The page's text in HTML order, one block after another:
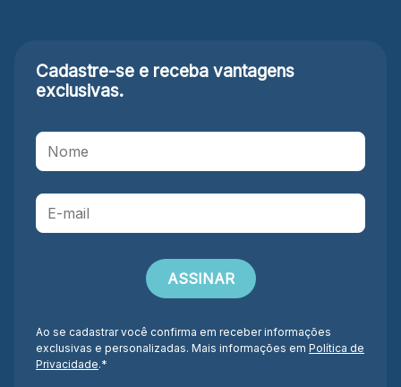
Cadastre-se e receba vantagens
exclusivas.
Ao se cadastrar você confirma em receber informações
exclusivas e personalizadas. Mais informações em Política de
Privacidade.*